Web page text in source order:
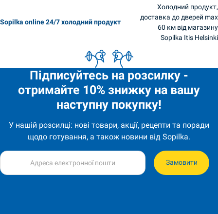
Sopilka online 24/7 холодний продукт
Холодний продукт,
доставка до дверей max
60 км від магазину
Sopilka Itis Helsinki
Підписуйтесь на розсилку -
отримайте 10% знижку на вашу
наступну покупку!
У нашій розсилці: нові товари, акції, рецепти та поради
щодо готування, а також новини від Sopilka.
Замовити